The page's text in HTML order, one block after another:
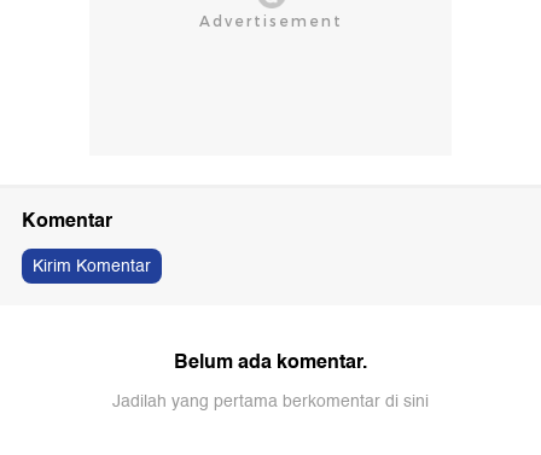
Komentar
Kirim Komentar
Belum ada komentar.
Jadilah yang pertama berkomentar di sini